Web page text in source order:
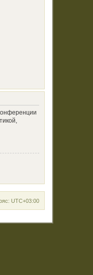
UTC+03:00